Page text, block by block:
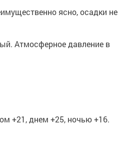
ясно, осадки не
Атмосферное давление в
+21, днем +25, ночью +16.